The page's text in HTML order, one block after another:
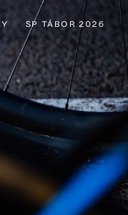
SP TÁBOR 2026